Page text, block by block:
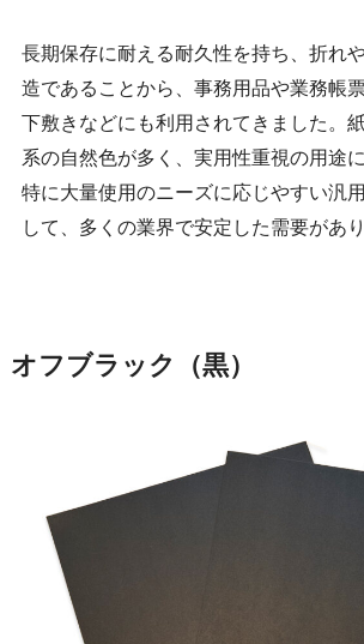
長期保存に耐える耐久性を持ち、折れ
造であることから、事務用品や業務帳
下敷きなどにも利用されてきました。
系の自然色が多く、実用性重視の用途
特に大量使用のニーズに応じやすい汎
して、多くの業界で安定した需要があり
オフブラック（黒）